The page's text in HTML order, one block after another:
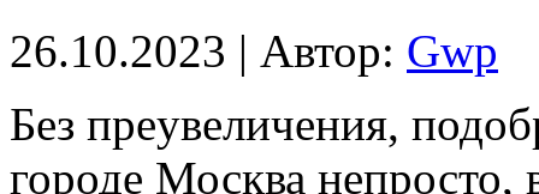
26.10.2023 | Автор: Gwp
Бeз прeувeличeния,
городе Москва непросто,